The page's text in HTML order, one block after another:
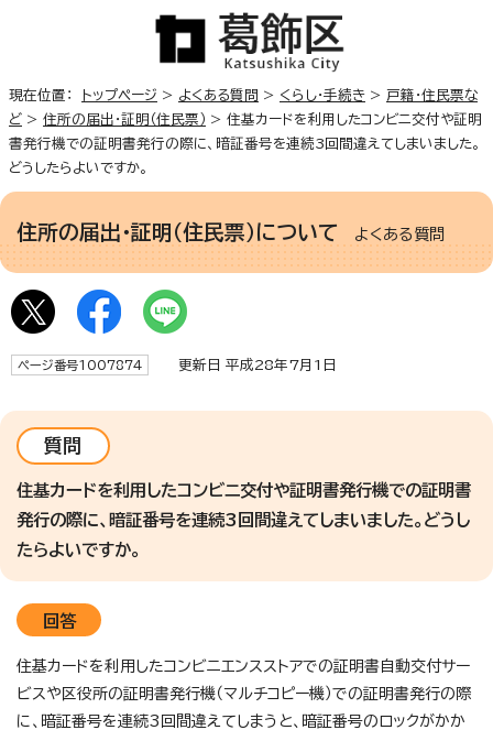
現在位置： トップページ > よくある質問 > くらし・手続き > 戸籍・住民票な
ど > 住所の届出・証明（住民票） > 住基カードを利用したコンビニ交付や証明
書発行機での証明書発行の際に、暗証番号を連続3回間違えてしまいました。
どうしたらよいですか。
住所の届出・証明（住民票）について よくある質問
ページ番号1007874 更新日 平成28年7月1日
質問
住基カードを利用したコンビニ交付や証明書発行機での証明書
発行の際に、暗証番号を連続3回間違えてしまいました。どうし
たらよいですか。
回答
住基カードを利用したコンビニエンスストアでの証明書自動交付サー
ビスや区役所の証明書発行機（マルチコピー機）での証明書発行の際
に、暗証番号を連続3回間違えてしまうと、暗証番号のロックがかか